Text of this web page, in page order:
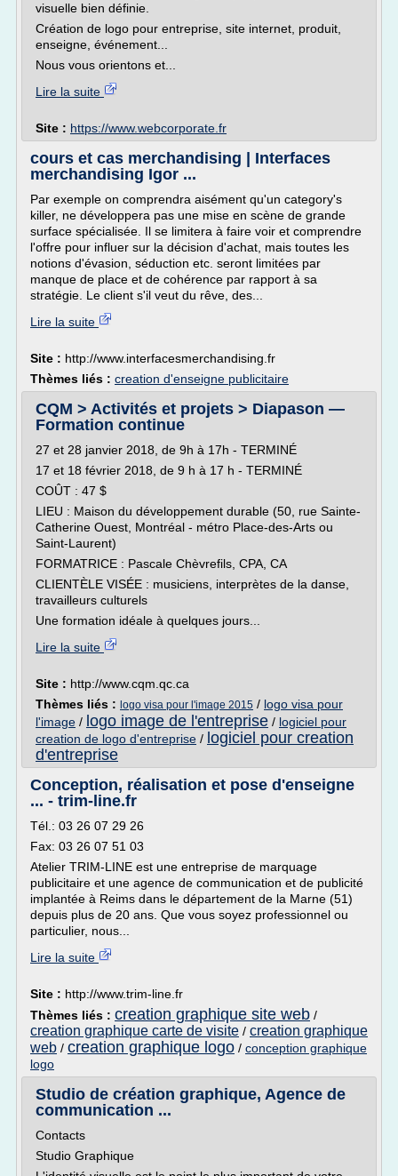
visuelle bien définie.
Création de logo pour entreprise, site internet, produit,
enseigne, événement...
Nous vous orientons et...
Lire la suite
Site : https://www.webcorporate.fr
cours et cas merchandising | Interfaces
merchandising Igor ...
Par exemple on comprendra aisément qu'un category's
killer, ne développera pas une mise en scène de grande
surface spécialisée. Il se limitera à faire voir et comprendre
l'offre pour influer sur la décision d'achat, mais toutes les
notions d'évasion, séduction etc. seront limitées par
manque de place et de cohérence par rapport à sa
stratégie. Le client s'il veut du rêve, des...
Lire la suite
Site : http://www.interfacesmerchandising.fr
Thèmes liés : creation d'enseigne publicitaire
CQM > Activités et projets > Diapason —
Formation continue
27 et 28 janvier 2018, de 9h à 17h - TERMINÉ
17 et 18 février 2018, de 9 h à 17 h - TERMINÉ
COÛT : 47 $
LIEU : Maison du développement durable (50, rue Sainte-
Catherine Ouest, Montréal - métro Place-des-Arts ou
Saint-Laurent)
FORMATRICE : Pascale Chèvrefils, CPA, CA
CLIENTÈLE VISÉE : musiciens, interprètes de la danse,
travailleurs culturels
Une formation idéale à quelques jours...
Lire la suite
Site : http://www.cqm.qc.ca
Thèmes liés : logo visa pour l'image 2015 / logo visa pour
l'image / logo image de l'entreprise / logiciel pour
creation de logo d'entreprise / logiciel pour creation
d'entreprise
Conception, réalisation et pose d'enseigne
... - trim-line.fr
Tél.: 03 26 07 29 26
Fax: 03 26 07 51 03
Atelier TRIM-LINE est une entreprise de marquage
publicitaire et une agence de communication et de publicité
implantée à Reims dans le département de la Marne (51)
depuis plus de 20 ans. Que vous soyez professionnel ou
particulier, nous...
Lire la suite
Site : http://www.trim-line.fr
Thèmes liés : creation graphique site web /
creation graphique carte de visite / creation graphique
web / creation graphique logo / conception graphique
logo
Studio de création graphique, Agence de
communication ...
Contacts
Studio Graphique